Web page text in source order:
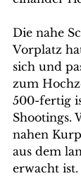
Die nahe
Vorplatz
sich und
zum
500-fertig
Shootings.
nahen
aus dem
erwacht